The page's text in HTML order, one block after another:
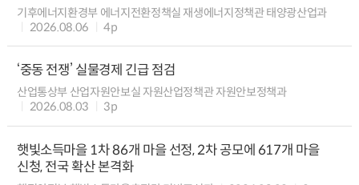
기후에너지환경부 에너지전환정책실 재생에너지정책관 태양광산업과
2026.08.06
4p
‘중동 전쟁’ 실물경제 긴급 점검
산업통상부 산업자원안보실 자원산업정책관 자원안보정책과
2026.08.03
3p
햇빛소득마을 1차 86개 마을 선정, 2차 공모에 617개 마을
신청, 전국 확산 본격화